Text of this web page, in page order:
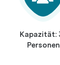
Kapazität:
Personen